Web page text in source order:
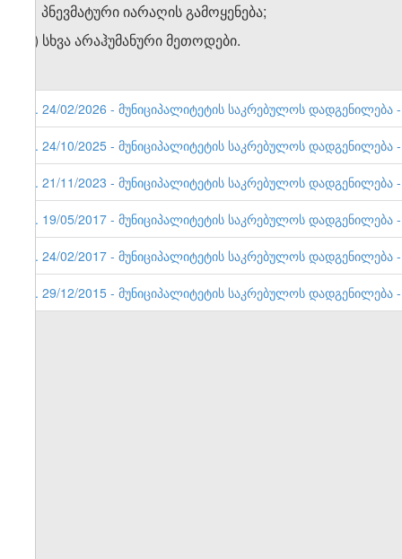
ზ) პნევმატური იარაღის გამოყენება;
თ) სხვა არაჰუმანური მეთოდები.
6. 24/02/2026 - მუნიციპალიტეტის საკრებულოს დადგენილება
5. 24/10/2025 - მუნიციპალიტეტის საკრებულოს დადგენილება
4. 21/11/2023 - მუნიციპალიტეტის საკრებულოს დადგენილება
3. 19/05/2017 - მუნიციპალიტეტის საკრებულოს დადგენილება
2. 24/02/2017 - მუნიციპალიტეტის საკრებულოს დადგენილება
1. 29/12/2015 - მუნიციპალიტეტის საკრებულოს დადგენილება